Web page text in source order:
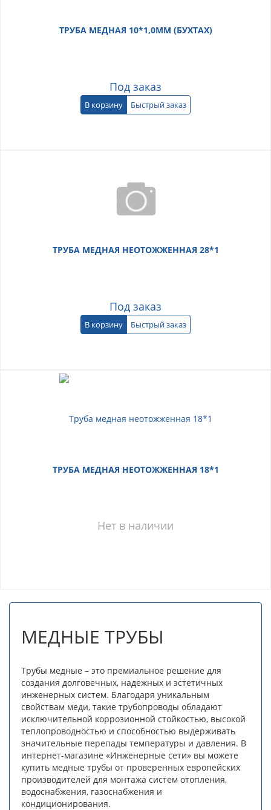
ТРУБА МЕДНАЯ 10*1,0ММ (БУХТАХ)
Под заказ
В корзину Быстрый заказ
ТРУБА МЕДНАЯ НЕОТОЖЖЕННАЯ 28*1
Под заказ
В корзину Быстрый заказ
ТРУБА МЕДНАЯ НЕОТОЖЖЕННАЯ 18*1
Нет в наличии
МЕДНЫЕ ТРУБЫ
Трубы медные – это премиальное решение для
создания долговечных, надежных и эстетичных
инженерных систем. Благодаря уникальным
свойствам меди, такие трубопроводы обладают
исключительной коррозионной стойкостью, высокой
теплопроводностью и способностью выдерживать
значительные перепады температуры и давления. В
интернет-магазине «Инженерные сети» вы можете
купить медные трубы от проверенных европейских
производителей для монтажа систем отопления,
водоснабжения, газоснабжения и
кондиционирования.